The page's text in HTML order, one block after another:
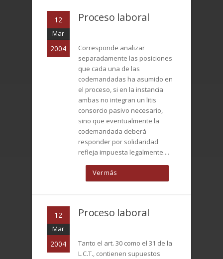
12
Mar
2004
Proceso laboral
Corresponde analizar
separadamente las posiciones
que cada una de las
codemandadas ha asumido en
el proceso, si en la instancia
ambas no integran un litis
consorcio pasivo necesario,
sino que eventualmente la
codemandada deberá
responder por solidaridad
refleja impuesta legalmente....
Ver más
12
Mar
2004
Proceso laboral
Tanto el art. 30 como el 31 de la
L.C.T., contienen supuestos